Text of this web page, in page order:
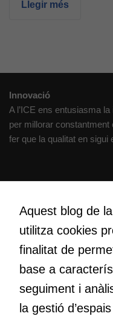
Llegir més
Innovació
A l’ICE ens entusiasma
per millorar
fer que la qualitat en sigui
Volem crear espais de
nos el que estem fent,
maneres de fer-ho i
Educació
transformació. Volem
Aquest blog de
utilitza cookies
finalitat de
base a
seguiment i
la gestió